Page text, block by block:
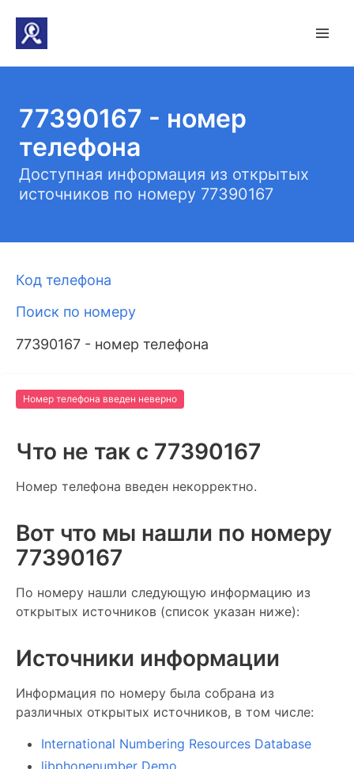
77390167 - номер
телефона
Доступная информация из открытых
источников по номеру 77390167
Код телефона
Поиск по номеру
77390167 - номер телефона
Номер телефона введен неверно
Что не так c 77390167
Номер телефона введен некорректно.
Вот что мы нашли по номеру
77390167
По номеру нашли следующую информацию из
открытых источников (список указан ниже):
Источники информации
Информация по номеру была собрана из
различных открытых источников, в том числе:
International Numbering Resources Database